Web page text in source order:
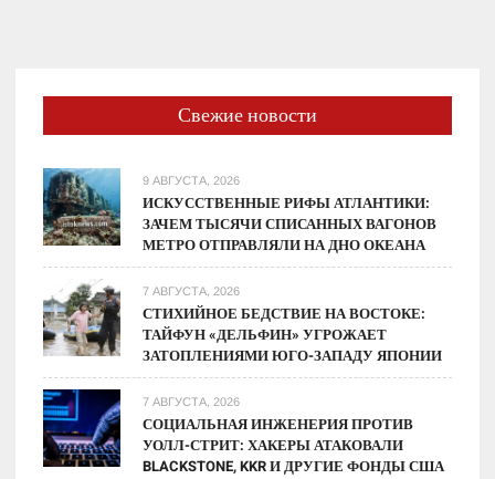
Свежие новости
9 АВГУСТА, 2026
ИСКУССТВЕННЫЕ РИФЫ АТЛАНТИКИ:
ЗАЧЕМ ТЫСЯЧИ СПИСАННЫХ ВАГОНОВ
МЕТРО ОТПРАВЛЯЛИ НА ДНО ОКЕАНА
7 АВГУСТА, 2026
СТИХИЙНОЕ БЕДСТВИЕ НА ВОСТОКЕ:
ТАЙФУН «ДЕЛЬФИН» УГРОЖАЕТ
ЗАТОПЛЕНИЯМИ ЮГО-ЗАПАДУ ЯПОНИИ
7 АВГУСТА, 2026
СОЦИАЛЬНАЯ ИНЖЕНЕРИЯ ПРОТИВ
УОЛЛ-СТРИТ: ХАКЕРЫ АТАКОВАЛИ
BLACKSTONE, KKR И ДРУГИЕ ФОНДЫ США